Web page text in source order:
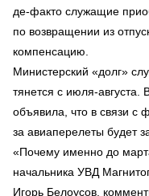
де-факто служащие
по возвращении из
компенсацию.
Министерский «долг»
тянется с июля-августа.
объявила, что в связи с
за авиаперелеты будет
«Почему именно до
начальника УВД
Игорь Белоусов,